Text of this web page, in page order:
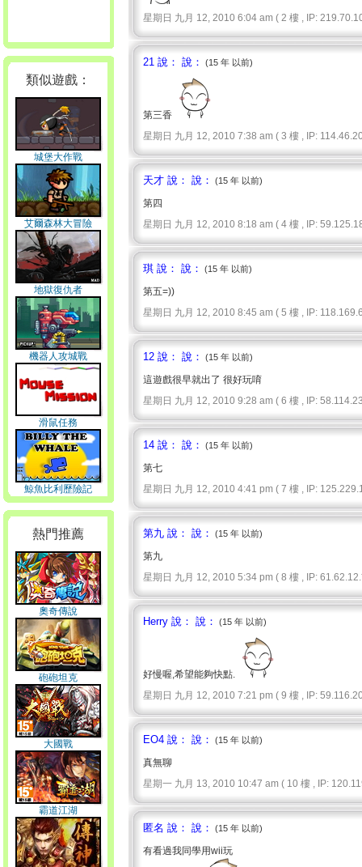
類似遊戲：
城堡大作戰
艾爾森林大冒險
地獄復仇者
機器人攻城戰
滑鼠任務
鯨魚比利歷險記
熱門推薦
奧奇傳說
砲砲坦克
大國戰
霸道江湖
星期日 九月 12, 2010 6:04 am ( 2 樓 , IP:
21 說： 說： (15 年 以前)
第三香
星期日 九月 12, 2010 7:38 am ( 3 樓 , IP:
天才 說： 說： (15 年 以前)
第四
星期日 九月 12, 2010 8:18 am ( 4 樓 , IP:
琪 說： 說： (15 年 以前)
第五=))
星期日 九月 12, 2010 8:45 am ( 5 樓 , IP:
12 說： 說： (15 年 以前)
這遊戲很早就出了 很好玩唷
星期日 九月 12, 2010 9:28 am ( 6 樓 , IP:
14 說： 說： (15 年 以前)
第七
星期日 九月 12, 2010 4:41 pm ( 7 樓 , IP:
第九 說： 說： (15 年 以前)
第九
星期日 九月 12, 2010 5:34 pm ( 8 樓 , IP:
Herry 說： 說： (15 年 以前)
好慢喔,希望能夠快點.
星期日 九月 12, 2010 7:21 pm ( 9 樓 , IP:
EO4 說： 說： (15 年 以前)
真無聊
星期一 九月 13, 2010 10:47 am ( 10 樓 , IP:
匿名 說： 說： (15 年 以前)
有看過我同學用wii玩